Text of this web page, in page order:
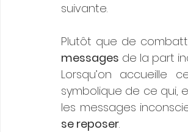
suivante.
Plutôt que de
messages de la part
Lorsqu’on accueille
symbolique de ce qui,
les messages
se reposer.